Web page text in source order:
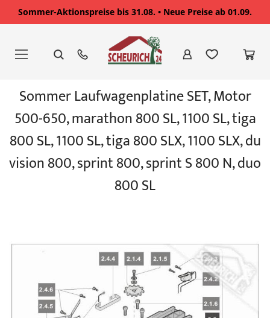
Sommer-Aktionspreise bis 31.08. • Neue Preise ab 01.09.
springen
Bildgalerie
springen
Sommer Laufwagenplatine SET, Motor
500-650, marathon 800 SL, 1100 SL, tiga
800 SL, 1100 SL, tiga 800 SLX, 1100 SLX, du
vision 800, sprint 800, sprint S 800 N, duo
800 SL